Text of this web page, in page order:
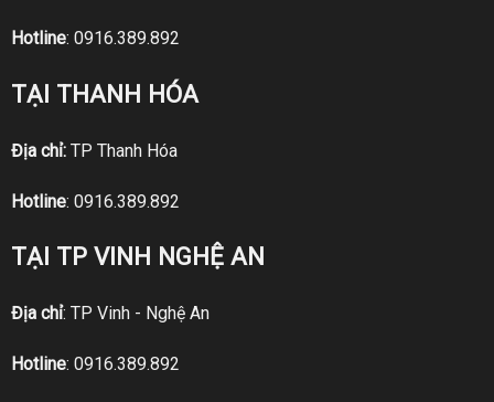
Hotline: 0916.389.892
TẠI THANH HÓA
Địa chỉ:TP Thanh Hóa
Hotline: 0916.389.892
TẠI TP VINH NGHỆ AN
Địa chỉ: TP Vinh - Nghệ An
Hotline: 0916.389.892